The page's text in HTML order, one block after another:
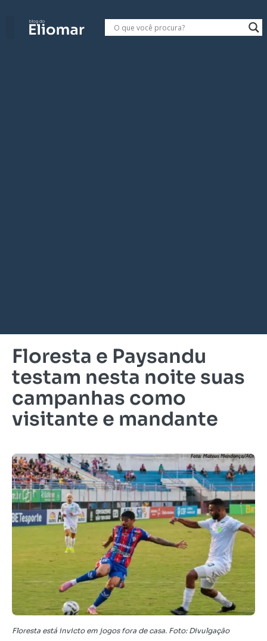
Floresta e Paysandu
testam nesta noite suas
campanhas como
visitante e mandante
Floresta está invicto em jogos fora de casa. Foto: Divulgação